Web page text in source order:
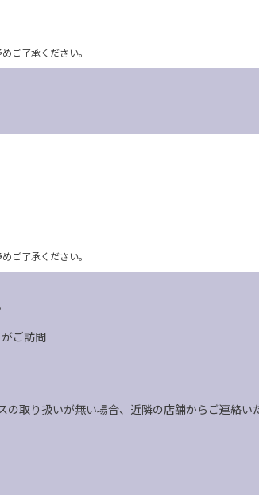
ご了承ください。
ご了承ください。
ご訪問
取り扱いが無い場合、近隣の店舗からご連絡い